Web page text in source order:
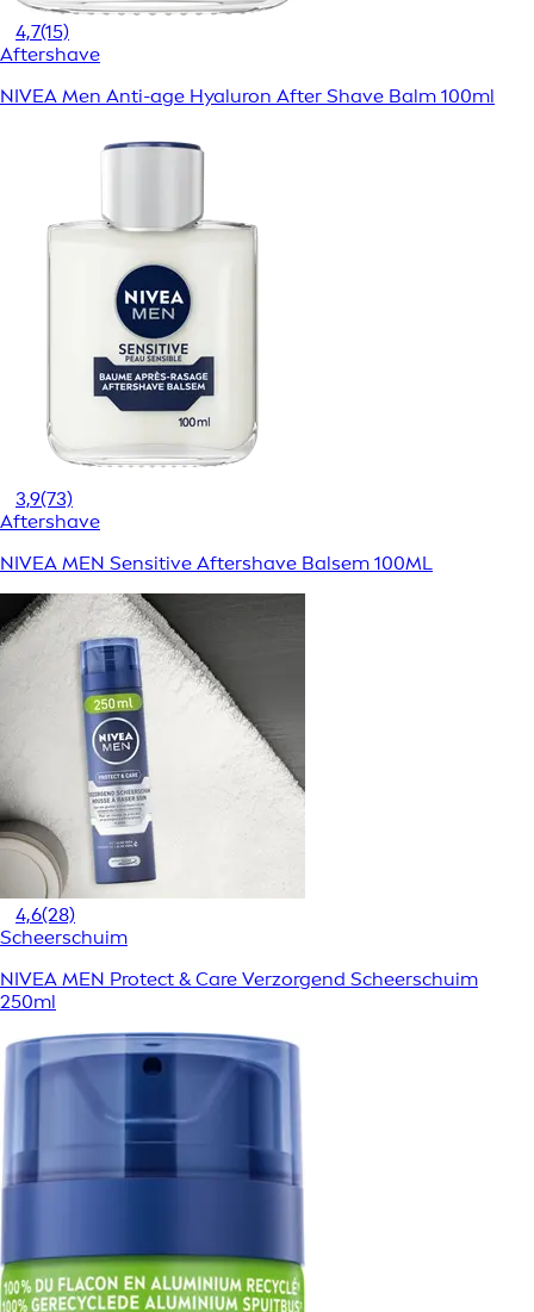
4,7(15)
Aftershave
NIVEA Men Anti-age Hyaluron After Shave Balm 100ml
3,9(73)
Aftershave
NIVEA MEN Sensitive Aftershave Balsem 100ML
4,6(28)
Scheerschuim
NIVEA MEN Protect & Care Verzorgend Scheerschuim
250ml